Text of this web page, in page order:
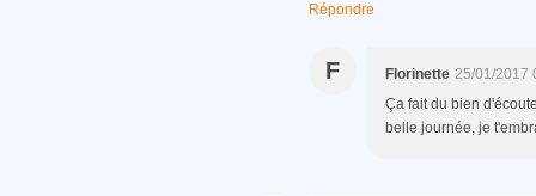
Répondre
F Florinette 25/01/2017
Ça fait du bien
belle journée, je